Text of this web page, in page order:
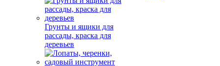
Грунты и ящики для
рассады, краска для
деревьев